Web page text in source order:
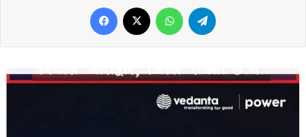
Facebook WhatsApp